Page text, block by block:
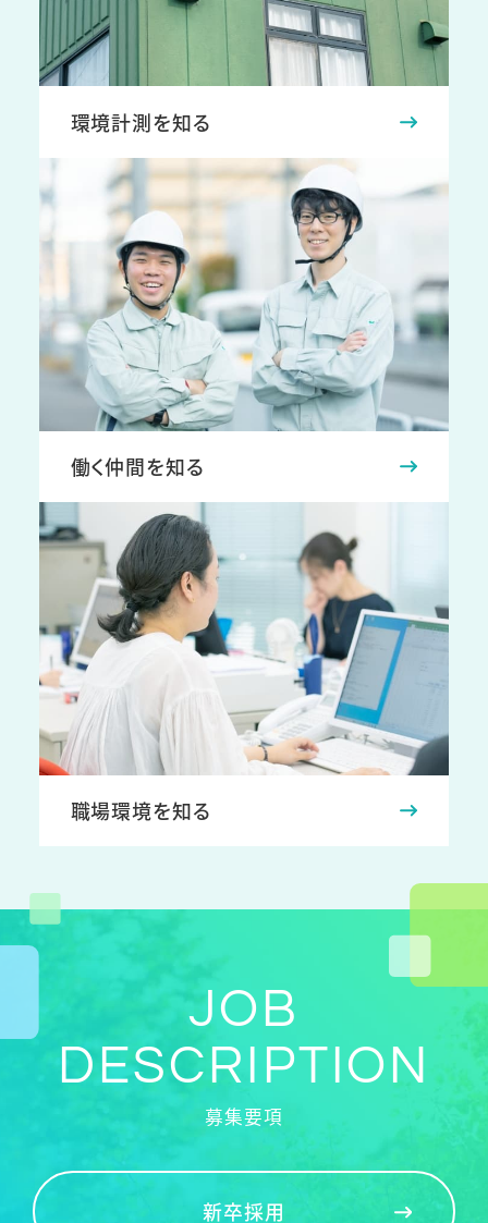
環境計測を知る
働く仲間を知る
職場環境を知る
JOB
DESCRIPTION
募集要項
新卒採用